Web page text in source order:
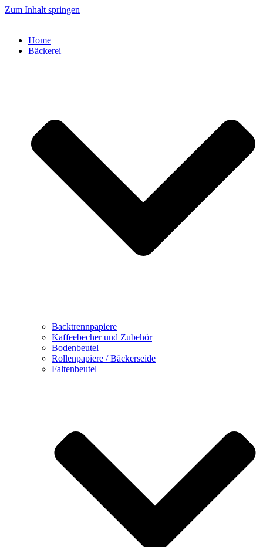
Zum Inhalt springen
Home
Bäckerei
Backtrennpapiere
Kaffeebecher und Zubehör
Bodenbeutel
Rollenpapiere / Bäckerseide
Faltenbeutel